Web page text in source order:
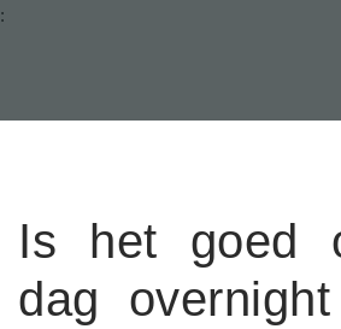
:
Is het goed
dag